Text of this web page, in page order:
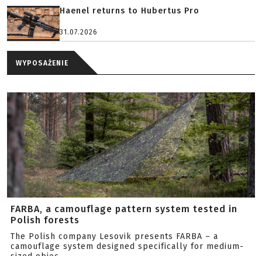
Haenel returns to Hubertus Pro
31.07.2026
WYPOSAŻENIE
FARBA, a camouflage pattern system tested in
Polish forests
The Polish company Lesovik presents FARBA – a
camouflage system designed specifically for medium-